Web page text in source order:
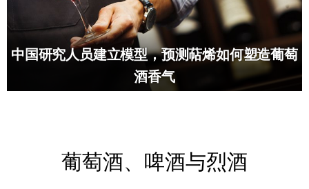
中国研究人员建立模型，预测萜烯如何塑造葡萄
酒香气
葡萄酒、啤酒与烈酒